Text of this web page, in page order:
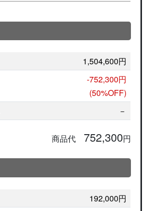
1,504,600円
-752,300円
(50%OFF)
－
商品代 752,300円
192,000円